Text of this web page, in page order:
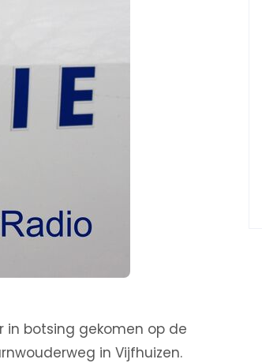
in botsing gekomen op de
in Vijfhuizen.